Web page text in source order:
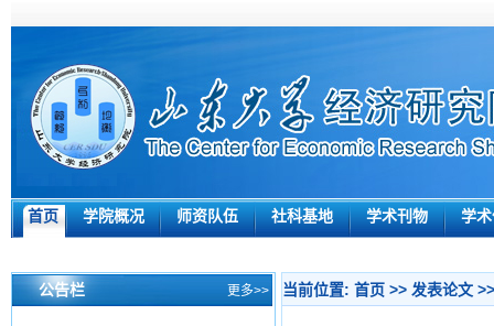
首页 学院概况 师资队伍 社科基地 学术刊物 学
公告栏 更多>> 当前位置: 首页 >> 发表论文